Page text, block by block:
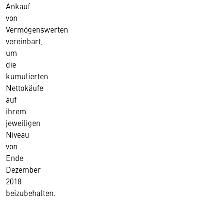
Ankauf
von
Vermögenswerten
vereinbart,
um
die
kumulierten
Nettokäufe
auf
ihrem
jeweiligen
Niveau
von
Ende
Dezember
2018
beizubehalten.